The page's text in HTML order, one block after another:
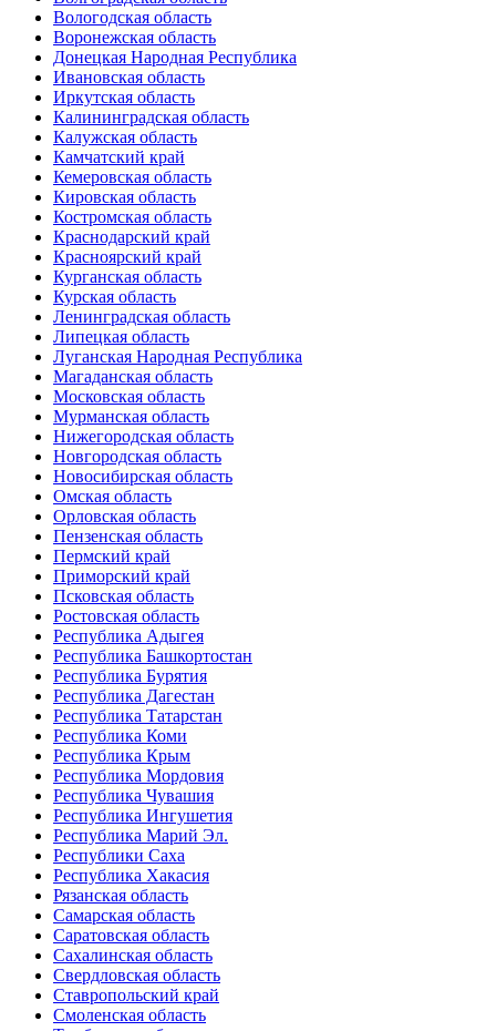
Вологодская область
Воронежская область
Донецкая Народная Республика
Ивановская область
Иркутская область
Калининградская область
Калужская область
Камчатский край
Кемеровская область
Кировская область
Костромская область
Краснодарский край
Красноярский край
Курганская область
Курская область
Ленинградская область
Липецкая область
Луганская Народная Республика
Магаданская область
Московская область
Мурманская область
Нижегородская область
Новгородская область
Новосибирская область
Омская область
Орловская область
Пензенская область
Пермский край
Приморский край
Псковская область
Ростовская область
Республика Адыгея
Республика Башкортостан
Республика Бурятия
Республика Дагестан
Республика Татарстан
Республика Коми
Республика Крым
Республика Мордовия
Республика Чувашия
Республика Ингушетия
Республика Марий Эл.
Республики Саха
Республика Хакасия
Рязанская область
Самарская область
Саратовская область
Сахалинская область
Свердловская область
Ставропольский край
Смоленская область